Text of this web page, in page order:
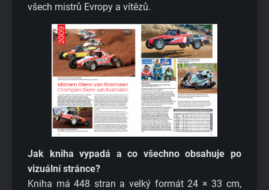
všech mistrů Evropy a vítězů.
Jak kniha vypadá a co všechno obsahuje po
vizuální stránce?
Kniha má 448 stran a velký formát 24 × 33 cm,